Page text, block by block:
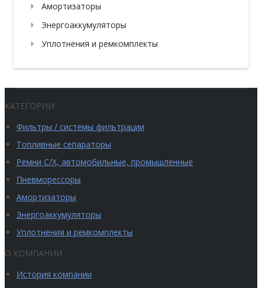
Амортизаторы
Энергоаккумуляторы
Уплотнения и ремкомплекты
КАТЕГОРИИ
Фильтры / системы фильтрации
Топливные сепараторы
Ремни С/Х, автомобильные, промышленные
Пневморессоры
Амортизаторы
Энергоаккумуляторы
Уплотнения и ремкомплекты
О КОМПАНИИ
История компании